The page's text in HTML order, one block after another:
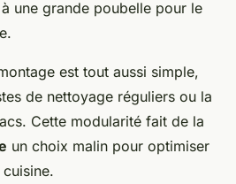
une grande poubelle pour le
est tout aussi simple,
de nettoyage réguliers ou la
Cette modularité fait de la
un choix malin pour optimiser